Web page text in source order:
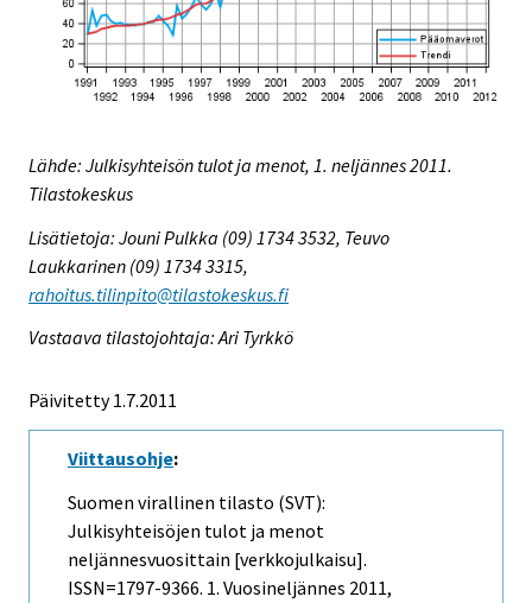
Lähde: Julkisyhteisön tulot ja menot, 1. neljännes 2011.
Tilastokeskus
Lisätietoja: Jouni Pulkka (09) 1734 3532, Teuvo
Laukkarinen (09) 1734 3315,
rahoitus.tilinpito@tilastokeskus.fi
Vastaava tilastojohtaja: Ari Tyrkkö
Päivitetty 1.7.2011
Viittausohje:
Suomen virallinen tilasto (SVT):
Julkisyhteisöjen tulot ja menot
neljännesvuosittain [verkkojulkaisu].
ISSN=1797-9366. 1. Vuosineljännes 2011,